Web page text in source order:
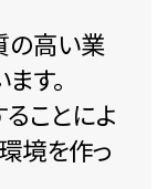
の高い業
す。
ことによ
境を作っ